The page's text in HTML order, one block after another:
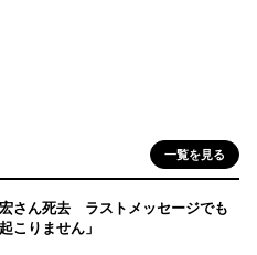
一覧を見る
さん死去 ラストメッセージでも
こりません」